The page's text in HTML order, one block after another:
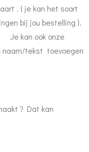
. ( je kan het soort
bij jou bestelling ).
onze
naam/tekst toevoegen
? Dat kan